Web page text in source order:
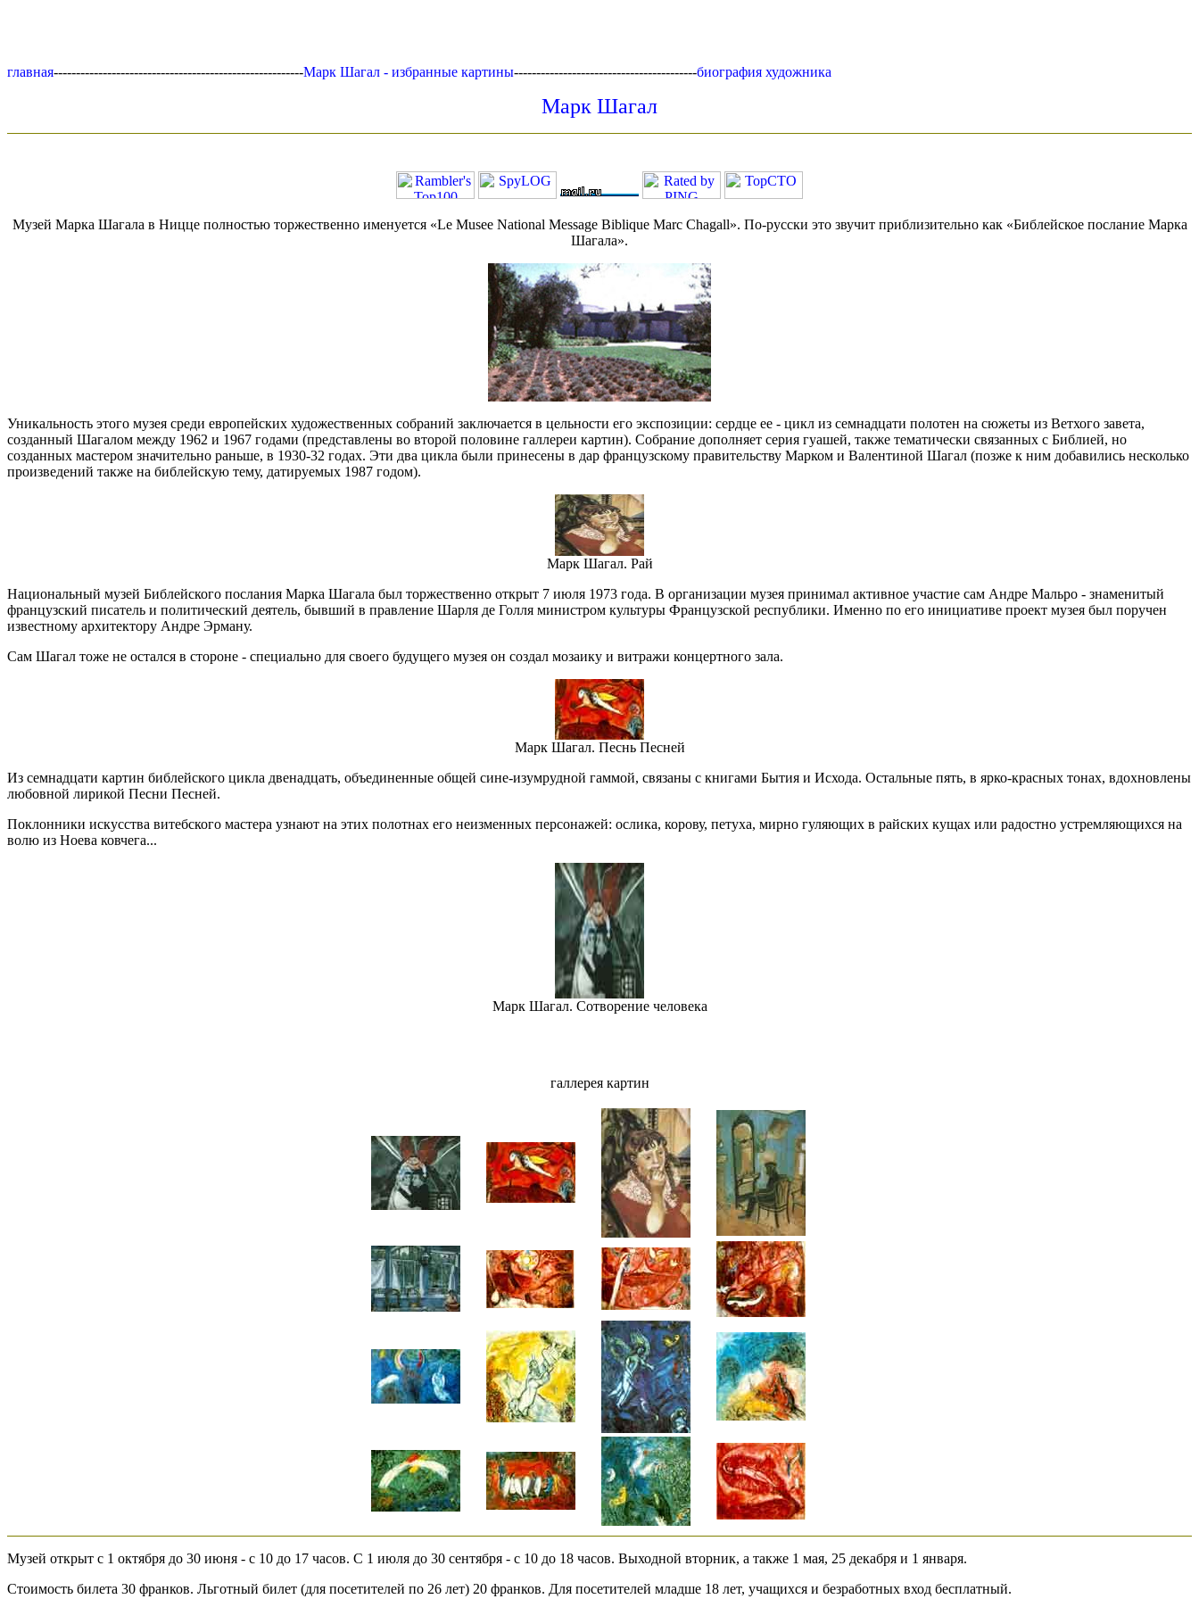
главная--------------------------------------------------------Марк Шагал - избранные картины-----------------------------------------биография художника
Марк Шагал
Музей Марка Шагала в Ницце полностью торжественно именуется «Le Musee National Message Biblique Marc Chagall». По-русски это звучит приблизительно как «Библейское послание Марка
Шагала».
Уникальность этого музея среди европейских художественных собраний заключается в цельности его экспозиции: сердце ее - цикл из семнадцати полотен на сюжеты из Ветхого завета,
созданный Шагалом между 1962 и 1967 годами (представлены во второй половине галлереи картин). Собрание дополняет серия гуашей, также тематически связанных с Библией, но
созданных мастером значительно раньше, в 1930-32 годах. Эти два цикла были принесены в дар французскому правительству Марком и Валентиной Шагал (позже к ним добавились несколько
произведений также на библейскую тему, датируемых 1987 годом).
Марк Шагал. Рай
Национальный музей Библейского послания Марка Шагала был торжественно открыт 7 июля 1973 года. В организации музея принимал активное участие сам Андре Мальро - знаменитый
французский писатель и политический деятель, бывший в правление Шарля де Голля министром культуры Французской республики. Именно по его инициативе проект музея был поручен
известному архитектору Андре Эрману.
Сам Шагал тоже не остался в стороне - специально для своего будущего музея он создал мозаику и витражи концертного зала.
Марк Шагал. Песнь Песней
Из семнадцати картин библейского цикла двенадцать, объединенные общей сине-изумрудной гаммой, связаны с книгами Бытия и Исхода. Остальные пять, в ярко-красных тонах, вдохновлены
любовной лирикой Песни Песней.
Поклонники искусства витебского мастера узнают на этих полотнах его неизменных персонажей: ослика, корову, петуха, мирно гуляющих в райских кущах или радостно устремляющихся на
волю из Ноева ковчега...
Марк Шагал. Сотворение человека
галлерея картин
Музей открыт с 1 октября до 30 июня - с 10 до 17 часов. С 1 июля до 30 сентября - с 10 до 18 часов. Выходной вторник, а также 1 мая, 25 декабря и 1 января.
Стоимость билета 30 франков. Льготный билет (для посетителей по 26 лет) 20 франков. Для посетителей младше 18 лет, учащихся и безработных вход бесплатный.